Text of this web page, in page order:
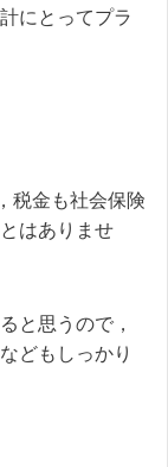
にとってプラ
税金も社会保険
はありませ
と思うので，
どもしっかり